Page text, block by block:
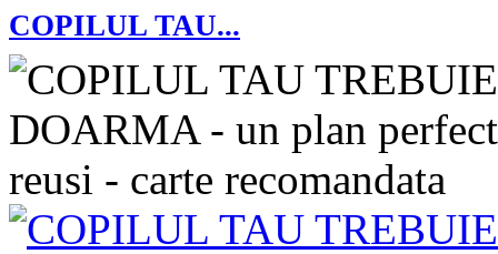
COPILUL TAU...